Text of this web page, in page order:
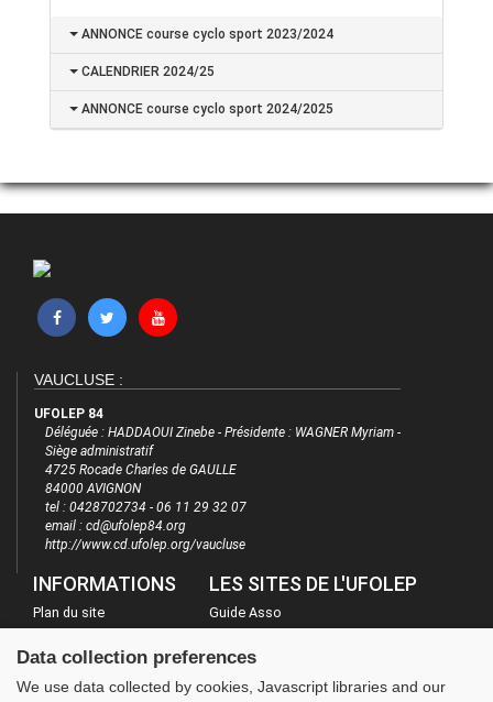
ANNONCE course cyclo sport 2023/2024
CALENDRIER 2024/25
ANNONCE course cyclo sport 2024/2025
VAUCLUSE :
UFOLEP 84
Déléguée : HADDAOUI Zinebe - Présidente : WAGNER Myriam -
Siège administratif
4725 Rocade Charles de GAULLE
84000 AVIGNON
tel : 0428702734 - 06 11 29 32 07
email : cd@ufolep84.org
http://www.cd.ufolep.org/vaucluse
INFORMATIONS
Plan du site
Mentions légales
Administration
LES SITES DE L'UFOLEP
Guide Asso
Inscriptions évènements
Data collection preferences
We use data collected by cookies, Javascript libraries and our